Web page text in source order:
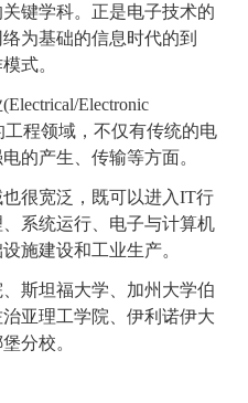
键学科。正是电子技术的
为基础的信息时代的到
式。
Electronic
工程领域，不仅有传统的电
的产生、传输等方面。
很宽泛，既可以进入IT行
系统运行、电子与计算机
施建设和工业生产。
坦福大学、加州大学伯
亚理工学院、伊利诺伊大
分校。